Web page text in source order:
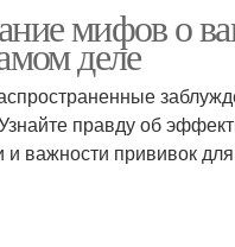
мифов о
деле
правду об
и важности прививок